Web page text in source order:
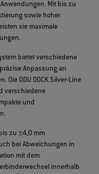
Mit bis zu
sowie hoher
sie maximale
bietet verschiedene
Anpassung an
ODU DOCK Silver-Line
verschiedene
und
zu ±4,0 mm
bei Abweichungen in
mit dem
innerhalb